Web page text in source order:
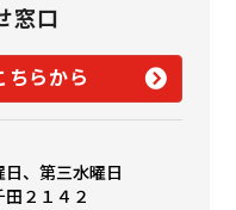
窓口
ちらから
、第三水曜日
２１４２